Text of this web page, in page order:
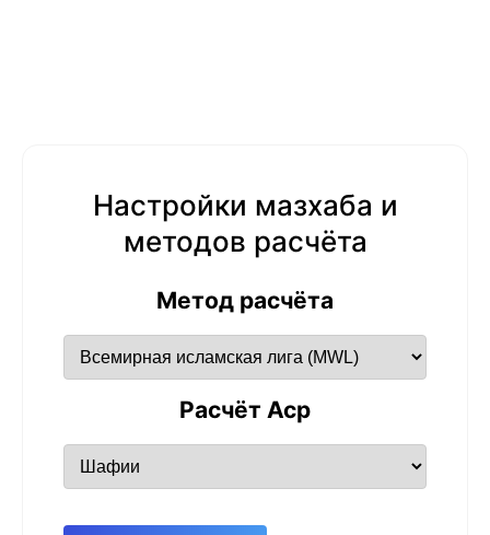
Настройки мазхаба и
методов расчёта
Метод расчёта
Расчёт Аср